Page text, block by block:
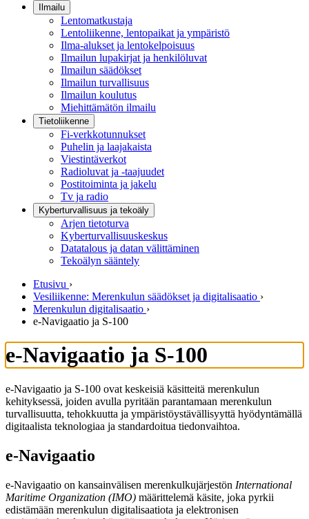
Ilmailu
Lentomatkustaja
Lentoliikenne, lentopaikat ja ympäristö
Ilma-alukset ja lentokelpoisuus
Ilmailun lupakirjat ja henkilöluvat
Ilmailun säädökset
Ilmailun turvallisuus
Ilmailun koulutus
Miehittämätön ilmailu
Tietoliikenne
Fi-verkkotunnukset
Puhelin ja laajakaista
Viestintäverkot
Radioluvat ja -taajuudet
Postitoiminta ja jakelu
Tv ja radio
Kyberturvallisuus ja tekoäly
Arjen tietoturva
Kyberturvallisuuskeskus
Datatalous ja datan välittäminen
Tekoälyn sääntely
Etusivu ›
Vesiliikenne: Merenkulun säädökset ja digitalisaatio ›
Merenkulun digitalisaatio ›
e-Navigaatio ja S-100
e-Navigaatio ja S-100
e-Navigaatio ja S-100 ovat keskeisiä käsitteitä merenkulun
kehityksessä, joiden avulla pyritään parantamaan merenkulun
turvallisuutta, tehokkuutta ja ympäristöystävällisyyttä hyödyntämällä
digitaalista teknologiaa ja standardoitua tiedonvaihtoa.
e-Navigaatio
e-Navigaatio on kansainvälisen merenkulkujärjestön International
Maritime Organization (IMO) määrittelemä käsite, joka pyrkii
edistämään merenkulun digitalisaatiota ja elektronisen